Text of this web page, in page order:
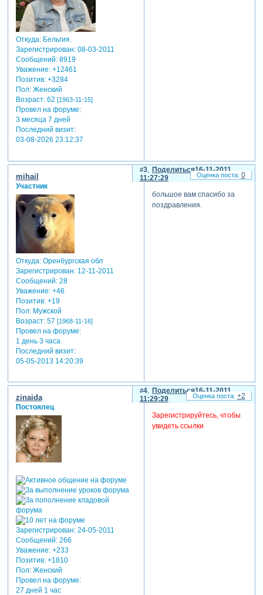
Откуда:Бельгия.
Зарегистрирован: 08-03-2011
Сообщений:8919
Уважение: +12461
Позитив: +3284
Пол:Женский
Возраст:62 [1963-11-15]
Провел на форуме:
3 месяца 7 дней
Последний визит:
03-08-2026 23:12:37
Поделиться
3
16-11-2011
11:27:29
mihail
Участник
Откуда:Оренбургская обл
Зарегистрирован: 12-11-2011
Сообщений:28
Уважение: +46
Позитив: +19
Пол:Мужской
Возраст:57 [1968-11-16]
Провел на форуме:
1 день 3 часа
Последний визит:
05-05-2013 14:20:39
большое вам спасибо за
поздравления.
0
Поделиться
4
16-11-2011
11:29:29
zinaida
Постоялец
Зарегистрирован: 24-05-2011
Сообщений:266
Уважение: +233
Позитив: +1810
Пол:Женский
Провел на форуме:
27 дней 1 час
Зарегистрируйтесь, чтобы
увидеть ссылки
+2